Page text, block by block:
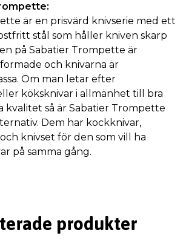
är en prisvärd knivserie med ett
stål som håller kniven skarp
på Sabatier Trompette är
och knivarna är
Om man letar efter
köksknivar i allmänhet till bra
kvalitet så är Sabatier Trompette
Dem har kockknivar,
knivset för den som vill ha
på samma gång.
produkter